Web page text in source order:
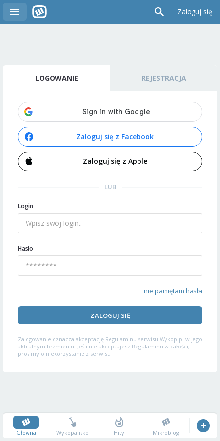
Zaloguj się
LOGOWANIE REJESTRACJA
Zaloguj się z Facebook
Zaloguj się z Apple
LUB
Login
Hasło
nie pamiętam hasła
ZALOGUJ SIĘ
Zalogowanie oznacza akceptację Regulaminu serwisu Wykop.pl w jego
aktualnym brzmieniu. Jeśli nie akceptujesz Regulaminu w całości,
prosimy o niekorzystanie z serwisu.
Główna Wykopalisko Hity Mikroblog